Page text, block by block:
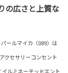
の広さと上質な
ールマイカ〈089〉は
クセサリーコンセント
ルミネーテッドエント